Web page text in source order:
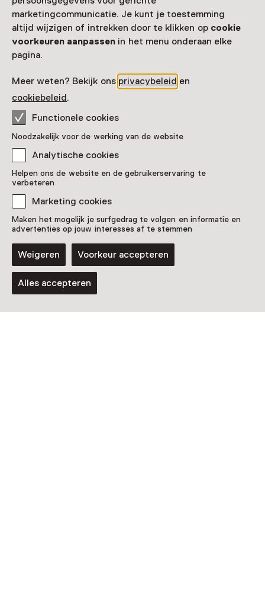
marketingcommunicatie. Je kunt je toestemming
altijd wijzigen of intrekken door te klikken op cookie
voorkeuren aanpassen in het menu onderaan elke
pagina.
Meer weten? Bekijk ons privacybeleid en
cookiebeleid.
Functionele cookies
Noodzakelijk voor de werking van de website
Analytische cookies
Helpen ons de website en de gebruikerservaring te
verbeteren
Marketing cookies
Maken het mogelijk je surfgedrag te volgen en informatie en
advertenties op jouw interesses af te stemmen
Weigeren Voorkeur accepteren
Alles accepteren
Vaste collectie
Sneller dan het geluid
Voor 5 t/m 18 jaar en volwassenen
Evenement
FSWeekend 2027
Van 10:00 tot 17:00 vanaf 13 maart 2027